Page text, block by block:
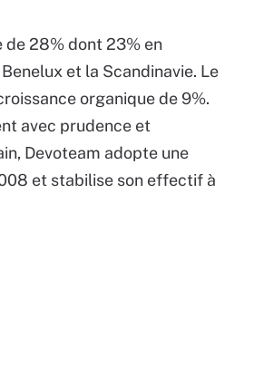
de 28% dont 23% en
et la Scandinavie. Le
organique de 9%.
avec prudence et
Devoteam adopte une
et stabilise son effectif à